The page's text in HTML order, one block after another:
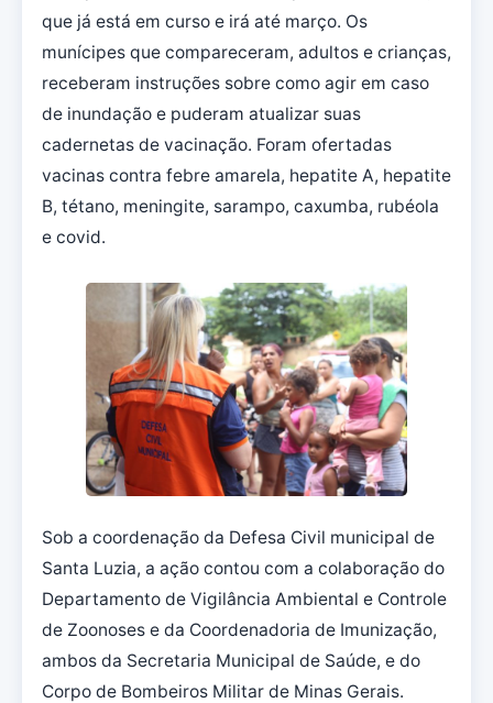
que já está em curso e irá até março. Os
munícipes que compareceram, adultos e crianças,
receberam instruções sobre como agir em caso
de inundação e puderam atualizar suas
cadernetas de vacinação. Foram ofertadas
vacinas contra febre amarela, hepatite A, hepatite
B, tétano, meningite, sarampo, caxumba, rubéola
e covid.
Sob a coordenação da Defesa Civil municipal de
Santa Luzia, a ação contou com a colaboração do
Departamento de Vigilância Ambiental e Controle
de Zoonoses e da Coordenadoria de Imunização,
ambos da Secretaria Municipal de Saúde, e do
Corpo de Bombeiros Militar de Minas Gerais.